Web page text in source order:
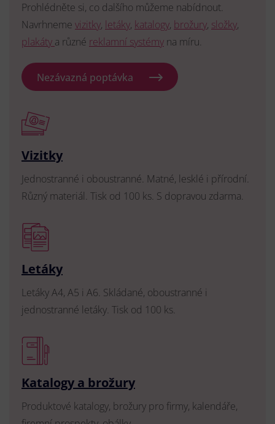
Prohlédněte si, co dalšího můžeme nabídnout.
Navrhneme vizitky, letáky, katalogy, brožury, složky,
plakáty a různé reklamní systémy na míru.
Nezávazná poptávka
Vizitky
Jednostranné i oboustranné. Matné, lesklé i přírodní.
Různý materiál. Tisk od 100 ks. S dopravou zdarma.
Letáky
Letáky A4, A5 i A6. Skládané, oboustranné i
jednostranné letáky. Tisk od 100 ks.
Katalogy a brožury
Produktové katalogy, brožury pro firmy, kalendáře,